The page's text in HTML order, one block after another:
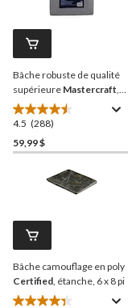
évaluations
Bâche robuste de qualité
supérieure Mastercraft,
poly, étanche, 12 x 16 pi
4.5 (288)
4.5
étoile(s)
sur
59,99 $
Bâche camouflage en poly
Certified, étanche, 6 x 8 pi